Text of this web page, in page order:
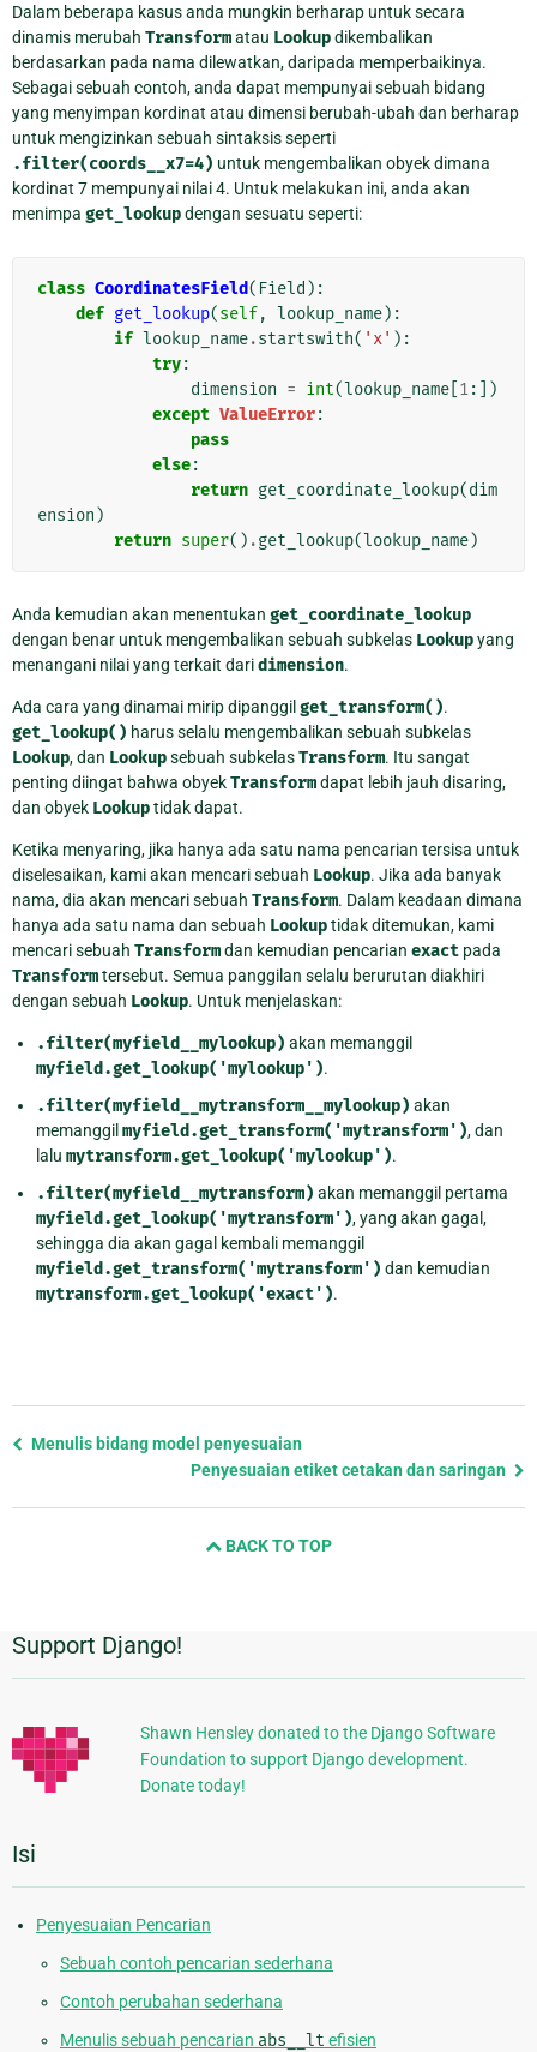
Dalam beberapa kasus anda mungkin berharap untuk secara
dinamis merubah Transformatau Lookupdikembalikan
berdasarkan pada nama dilewatkan, daripada memperbaikinya.
Sebagai sebuah contoh, anda dapat mempunyai sebuah bidang
yang menyimpan kordinat atau dimensi berubah-ubah dan berharap
untuk mengizinkan sebuah sintaksis seperti
.filter(coords__x7=4) untuk mengembalikan obyek dimana
kordinat 7 mempunyai nilai 4. Untuk melakukan ini, anda akan
menimpa get_lookupdengan sesuatu seperti:
class CoordinatesField( Field ):
def get_lookup(self, lookup_name):
if lookup_name.startswith( 'x' ):
try:
dimension = int(lookup_name 1:])
except ValueError:
pass
else:
return get_coordinate_lookup(dim
ension )
return super() .get_lookup(lookup_name)
Anda kemudian akan menentukan get_coordinate_lookup
dengan benar untuk mengembalikan sebuah subkelas Lookupyang
menangani nilai yang terkait daridimension.
Ada cara yang dinamai mirip dipanggil get_transform().
get_lookup() harus selalu mengembalikan sebuah subkelas
Lookup, dan Lookupsebuah subkelasTransform. Itu sangat
penting diingat bahwa obyekTransformdapat lebih jauh disaring,
dan obyek Lookuptidak dapat.
Ketika menyaring, jika hanya ada satu nama pencarian tersisa untuk
diselesaikan, kami akan mencari sebuah Lookup. Jika ada banyak
nama, dia akan mencari sebuah Transform. Dalam keadaan dimana
hanya ada satu nama dan sebuah Lookuptidak ditemukan, kami
mencari sebuah Transformdan kemudian pencarian exact pada
Transformtersebut. Semua panggilan selalu berurutan diakhiri
dengan sebuah Lookup. Untuk menjelaskan:
.filter(myfield__mylookup) akan memanggil
myfield.get_lookup('mylookup').
.filter(myfield__mytransform__mylookup) akan
memanggil myfield.get_transform('mytransform'), dan
lalu mytransform.get_lookup('mylookup').
.filter(myfield__mytransform) akan memanggil pertama
myfield.get_lookup('mytransform'), yang akan gagal,
sehingga dia akan gagal kembali memanggil
myfield.get_transform('mytransform') dan kemudian
mytransform.get_lookup('exact').
Previous
Menulis bidang model penyesuaian
Penyesuaian etiket cetakan dan saringan
BACK TO TOP
Informasi
Tambahan
Support Django!
Shawn Hensley donated to the Django Software
Foundation to support Django development.
Donate today!
Isi
Penyesuaian Pencarian
Sebuah contoh pencarian sederhana
Contoh perubahan sederhana
Menulis sebuah pencarian abs__lt efisien